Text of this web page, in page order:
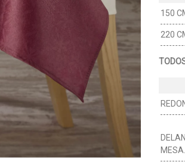
150
220
MESA.